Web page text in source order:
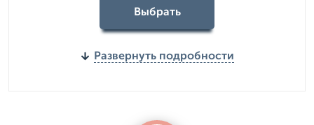
Выбрать
Развернуть подробности